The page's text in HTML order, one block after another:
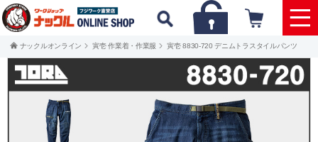
ナックルオンライン 寅壱 作業着・作業服 寅壱 8830-720 デニムトラスタイルパンツ